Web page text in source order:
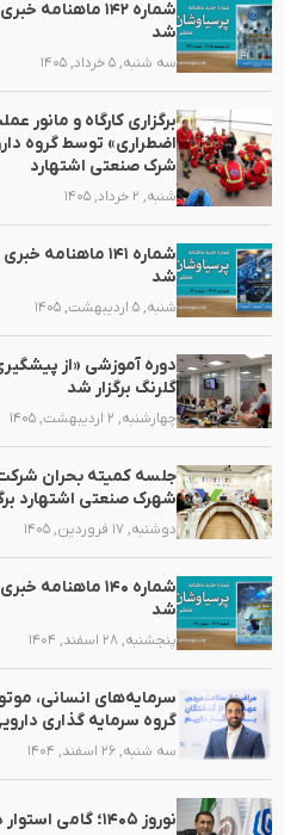
شماره ۱۴۲
شد
سه شنبه, ۵ خرداد, ۱۴۰۵
برگزاری کارگاه و مانور
اضطراری» توسط گروه
شرک صنعتی اشتهارد
شنبه, ۲ خرداد, ۱۴۰۵
شماره ۱۴۱
شد
شنبه, ۵ اردیبهشت, ۱۴۰۵
دوره آموزشی «از
گلرنگ برگزار شد
چهارشنبه, ۲ اردیبهشت, ۱۴۰۵
جلسه کمیته بحران
شهرک صنعتی اشتهارد
دوشنبه, ۱۷ فروردین, ۱۴۰۵
شماره ۱۴۰
شد
پنجشنبه, ۲۸ اسفند, ۱۴۰۴
سرمایه‌های انسانی،
گروه سرمایه گذاری
سه شنبه, ۲۶ اسفند, ۱۴۰۴
نوروز ۱۴۰۵؛ گامی استوار در مسیر سربلندی و شکوفایی